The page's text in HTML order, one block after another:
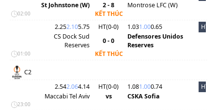
St Johnstone (W)
2 - 8 Montrose LFC (W)
02:00
KẾT THÚC
2.252.105.75 HT(0-0) 1.031.000.65
HT
CS Dock Sud
Reserves
0 - 0
Defensores Unidos
Reserves
01:00 KẾT THÚC
C2
2.542.064.14 HT(0-0) 1.081.000.74
HT
Maccabi Tel Aviv
vs CSKA Sofia
23:00